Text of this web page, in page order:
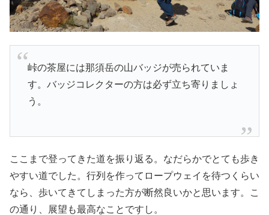
峠の茶屋には那須岳の山バッジが売られていま
す。バッジコレクターの方は必ず立ち寄りましょ
う。
ここまで登ってきた道を振り返る。なだらかでとても歩き
やすい道でした。行列を作ってロープウェイを待つくらい
なら、歩いてきてしまった方が断然良いかと思います。こ
の通り、展望も最高なことですし。